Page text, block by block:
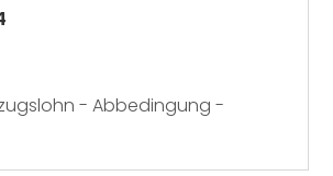
- Abbedingung -